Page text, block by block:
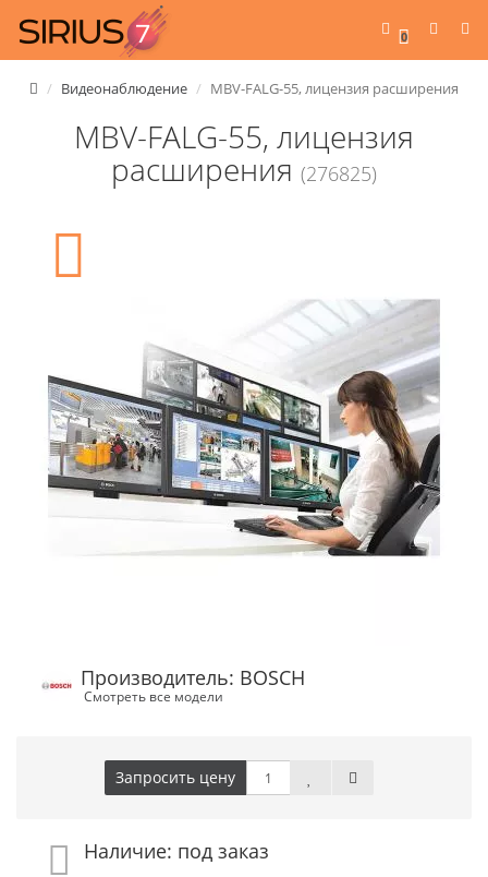
0
Видеонаблюдение MBV-FALG-55, лицензия расширения
MBV-FALG-55, лицензия
расширения (276825)
Производитель: BOSCH
Смотреть все модели
Запросить цену
Наличие: под заказ